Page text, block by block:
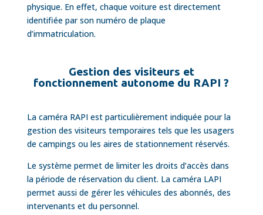
physique. En effet, chaque voiture est directement
identifiée par son numéro de plaque
d’immatriculation.
Gestion des visiteurs et
fonctionnement autonome du RAPI ?
La caméra RAPI est particulièrement indiquée pour la
gestion des visiteurs temporaires tels que les usagers
de campings ou les aires de stationnement réservés.
Le système permet de limiter les droits d’accès dans
la période de réservation du client. La caméra LAPI
permet aussi de gérer les véhicules des abonnés, des
intervenants et du personnel.